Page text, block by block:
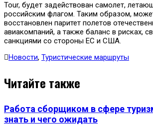
Tour, будет задействован самолет,
российским флагом. Таким образом,
восстановлен паритет полетов
авиакомпаний, а также баланс в рисках,
санкциями со стороны ЕС и США.
Новости, Туристические маршруты
Читайте также
Работа сборщиком в сфере
знать и чего ожидать